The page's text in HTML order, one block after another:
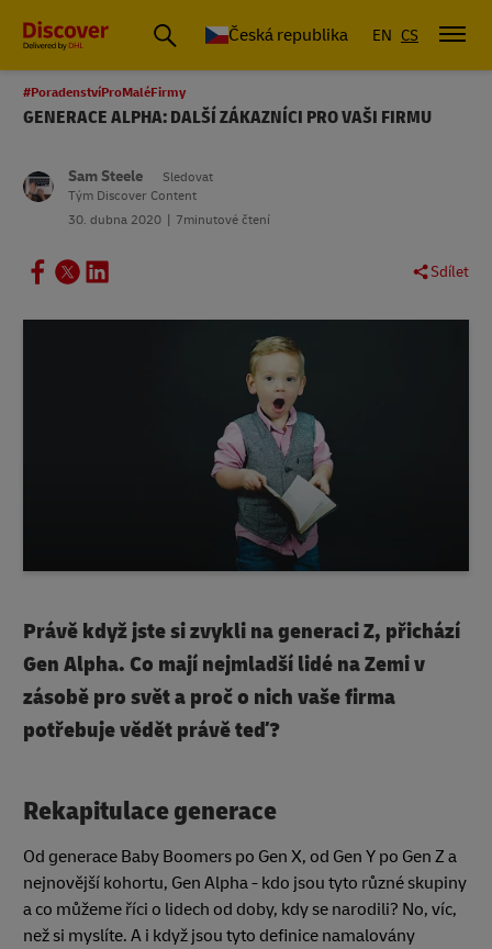
Česká republika EN CS
#PoradenstvíProMaléFirmy
GENERACE ALPHA: DALŠÍ ZÁKAZNÍCI PRO VAŠI FIRMU
Sam Steele
Sledovat
Tým Discover Content
30. dubna 2020
7minutové čtení
Sdílet
Právě když jste si zvykli na generaci Z, přichází
Gen Alpha. Co mají nejmladší lidé na Zemi v
zásobě pro svět a proč o nich vaše firma
potřebuje vědět právě teď?
Rekapitulace generace
Od generace Baby Boomers po Gen X, od Gen Y po Gen Z a
nejnovější kohortu, Gen Alpha - kdo jsou tyto různé skupiny
a co můžeme říci o lidech od doby, kdy se narodili? No, víc,
než si myslíte. A i když jsou tyto definice namalovány